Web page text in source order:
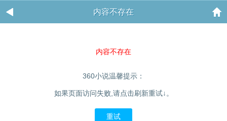
内容不存在
内容不存在
360小说温馨提示：
如果页面访问失败,请点击刷新重试↓。
重试